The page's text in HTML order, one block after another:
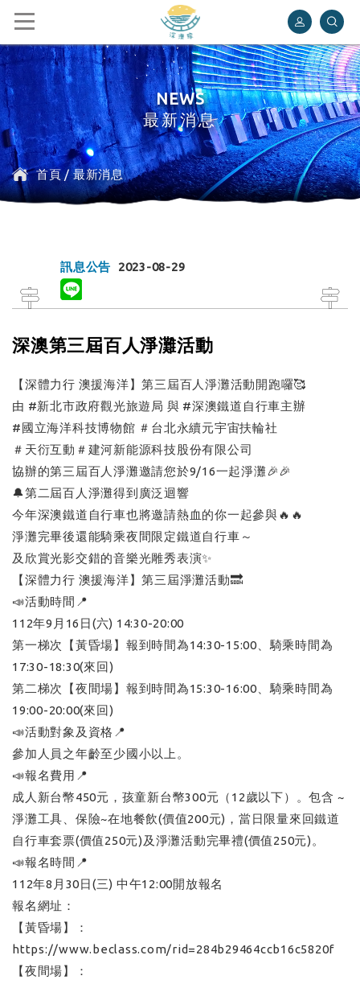
深澳鐵道自行車
NEWS
最新消息
首頁/最新消息
訊息公告 2023-08-29
深澳第三屆百人淨灘活動
【深體力行 澳援海洋】第三屆百人淨灘活動開跑囉🥰
由 #新北市政府觀光旅遊局 與 #深澳鐵道自行車主辦
#國立海洋科技博物館 ＃台北永續元宇宙扶輪社
＃天衍互動＃建河新能源科技股份有限公司
協辦的第三屆百人淨灘邀請您於9/16一起淨灘🎉🎉
🔔第二屆百人淨灘得到廣泛迴響
今年深澳鐵道自行車也將邀請熱血的你一起參與🔥🔥
淨灘完畢後還能騎乘夜間限定鐵道自行車～
及欣賞光影交錯的音樂光雕秀表演✨
【深體力行 澳援海洋】第三屆淨灘活動🔜
📣活動時間📍
112年9月16日(六) 14:30-20:00
第一梯次【黃昏場】報到時間為14:30-15:00、騎乘時間為
17:30-18:30(來回)
第二梯次【夜間場】報到時間為15:30-16:00、騎乘時間為
19:00-20:00(來回)
📣活動對象及資格📍
參加人員之年齡至少國小以上。
📣報名費用📍
成人新台幣450元，孩童新台幣300元（12歲以下）。包含 ~
淨灘工具、保險~在地餐飲(價值200元)，當日限量來回鐵道
自行車套票(價值250元)及淨灘活動完畢禮(價值250元)。
📣報名時間📍
112年8月30日(三) 中午12:00開放報名
報名網址：
【黃昏場】：
https://www.beclass.com/rid=284b29464ccb16c5820f
【夜間場】：